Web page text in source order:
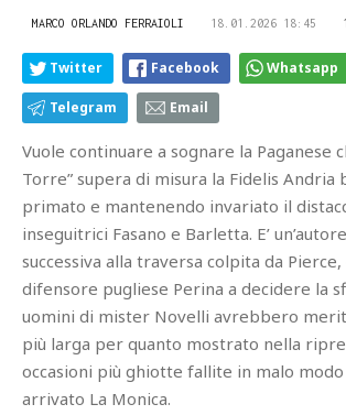
MARCO ORLANDO FERRAIOLI 18.01.2026 18:45
Twitter Facebook Whatsapp
Telegram Email
Vuole continuare a sognare la Paganese
Torre” supera di misura la Fidelis Andria
primato e mantenendo invariato il
inseguitrici Fasano e Barletta. E’
successiva alla traversa colpita da Pierce,
difensore pugliese Perina a decidere la
uomini di mister Novelli avrebbero
più larga per quanto mostrato nella
occasioni più ghiotte fallite in malo modo
arrivato La Monica.